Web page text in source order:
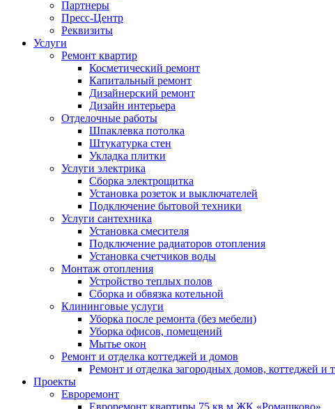
Партнеры
Пресс-Центр
Реквизиты
Услуги
Ремонт квартир
Косметический ремонт
Капитальный ремонт
Дизайнерский ремонт
Дизайн интерьера
Отделочные работы
Шпаклевка потолка
Штукатурка стен
Укладка плитки
Услуги электрика
Сборка электрощитка
Установка розеток и выключателей
Подключение бытовой техники
Услуги сантехника
Установка смесителя
Подключение радиаторов отопления
Установка счетчиков воды
Монтаж отопления
Устройство теплых полов
Сборка и обвязка котельной
Клининговые услуги
Уборка после ремонта (без мебели)
Уборка офисов, помещений
Мытье окон
Ремонт и отделка коттеджей и домов
Ремонт и отделка загородных домов, коттеджей и
Проекты
Евроремонт
Евроремонт квартиры 75 кв.м ЖК «Ромашково»